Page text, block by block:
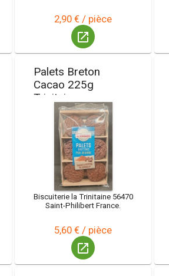
2,90 € / pièce
launch
Palets Breton
Cacao 225g
Trinitaine
Biscuiterie la Trinitaine 56470
Saint-Philibert France.
5,60 € / pièce
launch